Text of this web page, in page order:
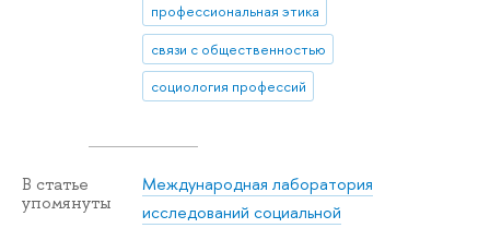
профессиональная этика
связи с общественностью
социология профессий
В статье
упомянуты
Международная лаборатория
исследований социальной